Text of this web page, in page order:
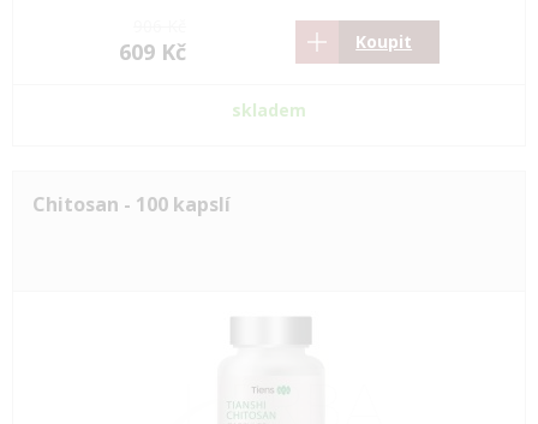
609 Kč Koupit
skladem
Chitosan - 100 kapslí